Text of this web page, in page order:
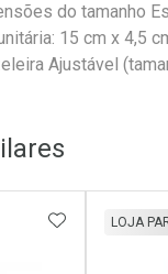
do tamanho
15 cm x 4,5
Ajustável
ADICIONAR
LOJA